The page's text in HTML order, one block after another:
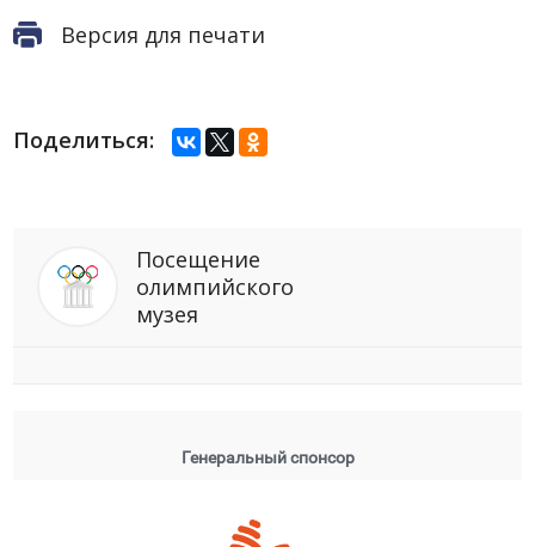
Версия для печати
Поделиться:
Посещение
олимпийского
музея
Генеральный спонсор